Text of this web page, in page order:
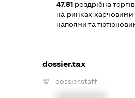
47.81 роздрібна
на ринках
напоями та
dossier.tax
dossier.staff